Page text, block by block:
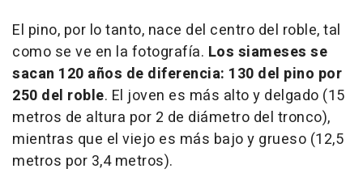
El pino, por lo tanto, nace del centro del roble, tal
como se ve en la fotografía. Los siameses se
sacan 120 años de diferencia: 130 del pino por
250 del roble. El joven es más alto y delgado (15
metros de altura por 2 de diámetro del tronco),
mientras que el viejo es más bajo y grueso (12,5
metros por 3,4 metros).